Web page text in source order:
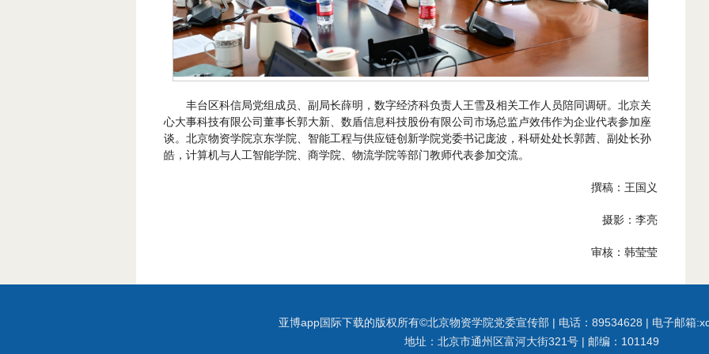
丰台区科信局党组成员、副局长薛明，数字经济科负责人王雪及相关工作人员陪同调研。北京关
心大事科技有限公司董事长郭大新、数盾信息科技股份有限公司市场总监卢效伟作为企业代表参加座
谈。北京物资学院京东学院、智能工程与供应链创新学院党委书记庞波，科研处处长郭茜、副处长孙
皓，计算机与人工智能学院、商学院、物流学院等部门教师代表参加交流。
撰稿：王国义
摄影：李亮
审核：韩莹莹
亚博app国际下载的版权所有©北京物资学院党委宣传部 | 电话：89534628 | 电子邮箱:
地址：北京市通州区富河大街321号 | 邮编：101149